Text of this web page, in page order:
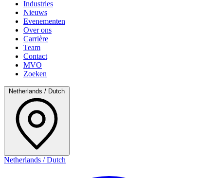
Industries
Nieuws
Evenementen
Over ons
Carrière
Team
Contact
MVO
Zoeken
Netherlands / Dutch
Netherlands / Dutch